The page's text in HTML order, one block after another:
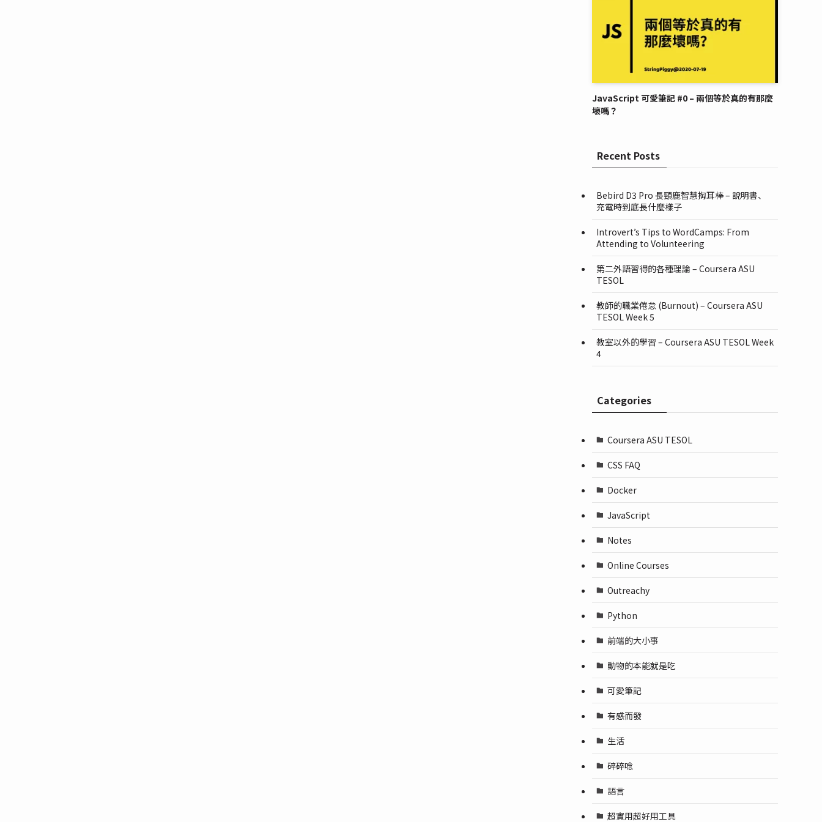
JavaScript 可愛筆記 #0 – 兩個等於真的有那麼
壞嗎？
Recent Posts
Bebird D3 Pro 長頸鹿智慧掏耳棒 – 說明書、
充電時到底長什麼樣子
Introvert’s Tips to WordCamps: From
Attending to Volunteering
第二外語習得的各種理論 – Coursera ASU
TESOL
教師的職業倦怠 (Burnout) – Coursera ASU
TESOL Week 5
教室以外的學習 – Coursera ASU TESOL Week
4
Categories
Coursera ASU TESOL
CSS FAQ
Docker
JavaScript
Notes
Online Courses
Outreachy
Python
前端的大小事
動物的本能就是吃
可愛筆記
有感而發
生活
碎碎唸
語言
超實用超好用工具